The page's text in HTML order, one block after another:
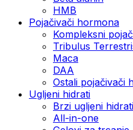
HMB
Pojačivači hormona
Kompleksni
Tribulus
Maca
DAA
Ostali pojačivači
Ugljeni hidrati
Brzi ugljeni hidrati
All-in-one